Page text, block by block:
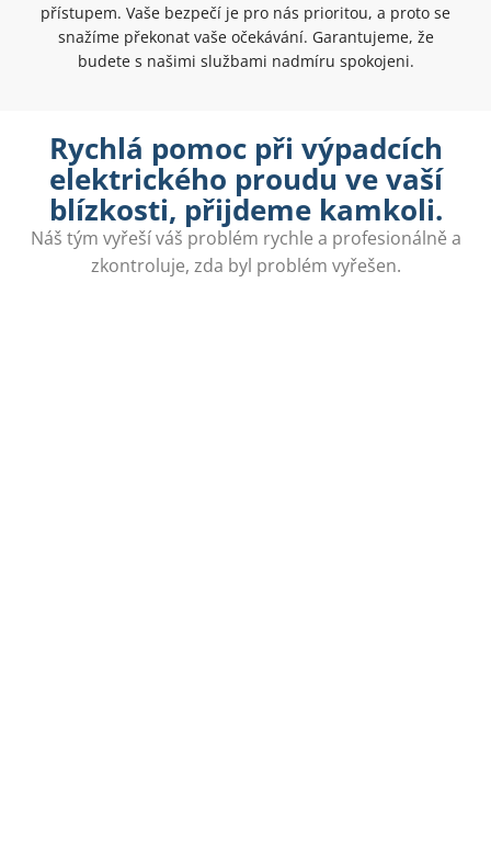
přístupem. Vaše bezpečí je pro nás prioritou, a proto se
snažíme překonat vaše očekávání. Garantujeme, že
budete s našimi službami nadmíru spokojeni.
Rychlá pomoc při výpadcích
elektrického proudu ve vaší
blízkosti, přijdeme kamkoli.
Náš tým vyřeší váš problém rychle a profesionálně a
zkontroluje, zda byl problém vyřešen.